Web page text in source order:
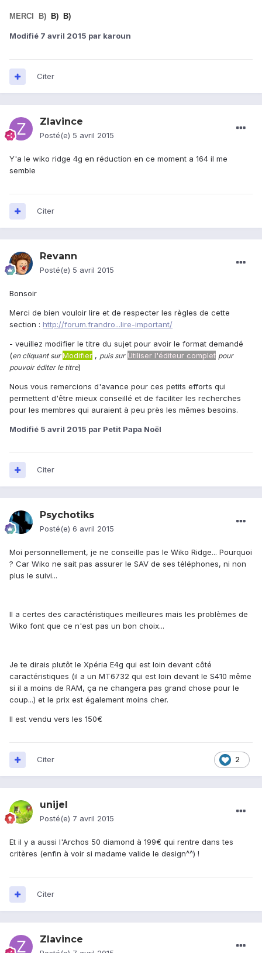
MERCI B) B) B)
Modifié 7 avril 2015 par karoun
Citer
Zlavince
Posté(e) 5 avril 2015
Y'a le wiko ridge 4g en réduction en ce moment a 164 il me
semble
Citer
Revann
Posté(e) 5 avril 2015
Bonsoir
Merci de bien vouloir lire et de respecter les règles de cette
section : http://forum.frandro...lire-important/
- veuillez modifier le titre du sujet pour avoir le format demandé
(en cliquant surModifier , puis sur Utiliser l'éditeur complet pour
pouvoir éditer le titre)
Nous vous remercions d'avance pour ces petits efforts qui
permettent d'être mieux conseillé et de faciliter les recherches
pour les membres qui auraient à peu près les mêmes besoins.
Modifié 5 avril 2015 par Petit Papa Noël
Citer
Psychotiks
Posté(e) 6 avril 2015
Moi personnellement, je ne conseille pas le Wiko Ridge... Pourquoi
? Car Wiko ne sait pas assurer le SAV de ses téléphones, ni non
plus le suivi...
Il a certes des caractéristiques meilleures mais les problèmes de
Wiko font que ce n'est pas un bon choix...
Je te dirais plutôt le Xpéria E4g qui est loin devant côté
caractéristiques (il a un MT6732 qui est loin devant le S410 même
si il a moins de RAM, ça ne changera pas grand chose pour le
coup...) et le prix est également moins cher.
Il est vendu vers les 150€
2
Citer
unijel
Posté(e) 7 avril 2015
Et il y a aussi l'Archos 50 diamond à 199€ qui rentre dans tes
critères (enfin à voir si madame valide le design^^) !
Citer
Zlavince